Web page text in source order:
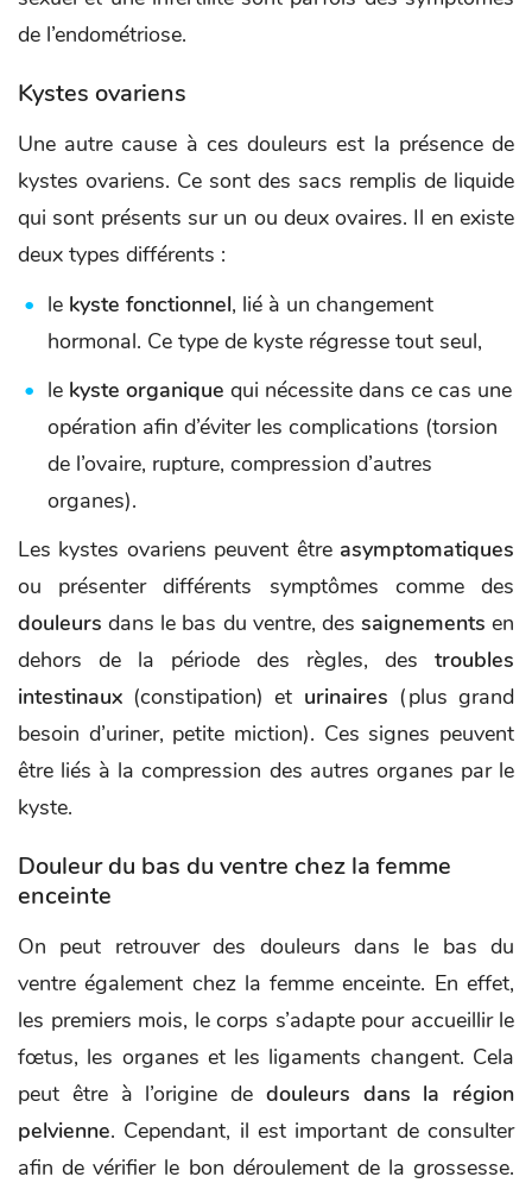
de l’endométriose.
Kystes ovariens
Une autre cause à ces douleurs est la présence de
kystes ovariens. Ce sont des sacs remplis de liquide
qui sont présents sur un ou deux ovaires. Il en existe
deux types différents :
le kyste fonctionnel, lié à un changement
hormonal. Ce type de kyste régresse tout seul,
le kyste organique qui nécessite dans ce cas une
opération afin d’éviter les complications (torsion
de l’ovaire, rupture, compression d’autres
organes).
Les kystes ovariens peuvent être asymptomatiques
ou présenter différents symptômes comme des
douleurs dans le bas du ventre, des saignements en
dehors de la période des règles, des troubles
intestinaux (constipation) et urinaires (plus grand
besoin d’uriner, petite miction). Ces signes peuvent
être liés à la compression des autres organes par le
kyste.
Douleur du bas du ventre chez la femme
enceinte
On peut retrouver des douleurs dans le bas du
ventre également chez la femme enceinte. En effet,
les premiers mois, le corps s’adapte pour accueillir le
fœtus, les organes et les ligaments changent. Cela
peut être à l’origine de douleurs dans la région
pelvienne. Cependant, il est important de consulter
afin de vérifier le bon déroulement de la grossesse.